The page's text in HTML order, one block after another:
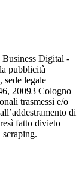
Digital -
pubblicità
legale
20093 Cologno
trasmessi e/o
di
fatto divieto
scraping.